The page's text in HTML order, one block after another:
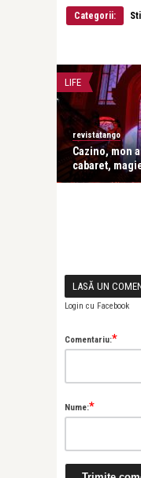
Categorii:
LIFE
revistatango
Cazino, mon
cabaret,
LASĂ UN
Login cu Facebook
Comentariu:*
Nume:*